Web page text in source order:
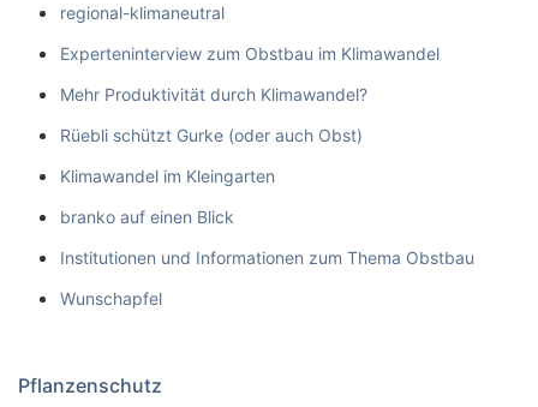
regional-klimaneutral
Experteninterview zum Obstbau im Klimawandel
Mehr Produktivität durch Klimawandel?
Rüebli schützt Gurke (oder auch Obst)
Klimawandel im Kleingarten
branko auf einen Blick
Institutionen und Informationen zum Thema Obstbau
Wunschapfel
Pflanzenschutz